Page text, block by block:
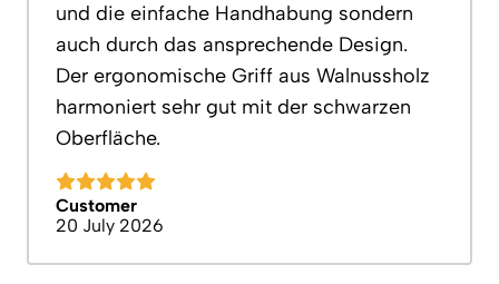
und die einfache Handhabung sondern
auch durch das ansprechende Design.
Der ergonomische Griff aus Walnussholz
harmoniert sehr gut mit der schwarzen
Oberfläche.
Customer
20 July 2026